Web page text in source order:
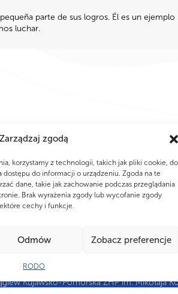
Zarządzaj zgodą
korzystamy z technologii, takich jak pliki cookie, do
do informacji o urządzeniu. Zgoda na te
dane, takie jak zachowanie podczas przeglądania
Brak wyrażenia zgody lub wycofanie zgody
cechy i funkcje.
Odmów Zobacz preferencje
RODO
parte de sus logros. Él es un
luchar.
był wzorem dla wojska i szkół. Już w II RP
w ZHP był tak skuteczny, że inspirowały się
obywatelskiego.
Kujawsko-Pomorska ZHP im. Mikołaja